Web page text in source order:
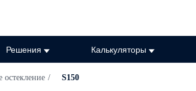
Калькуляторы
Решения
остекление / S150